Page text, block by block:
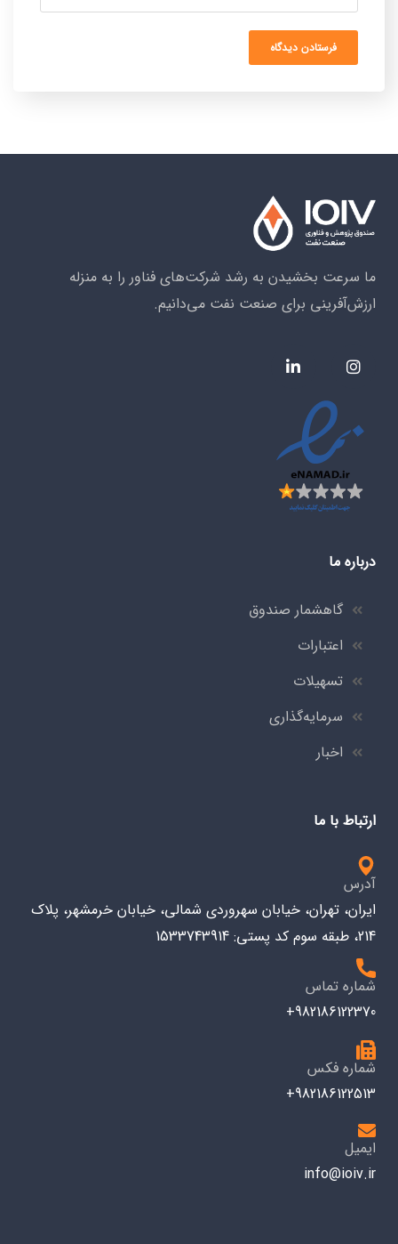
ما سرعت بخشیدن به رشد شرکت‌های فناور را به منزله
ارزش‌آفرینی برای صنعت نفت می‌دانیم.
درباره ما
گاهشمار صندوق
اعتبارات
تسهیلات
سرمایه‌گذاری
اخبار
ارتباط با ما
آدرس
ایران، تهران، خیابان سهروردی شمالی، خیابان خرمشهر، پلاک
214، طبقه سوم کد پستی: 1533743914
شماره تماس
982186122370+
شماره فکس
982186122513+
ایمیل
info@ioiv.ir